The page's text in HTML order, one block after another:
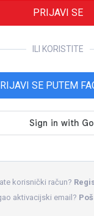
PRIJAVI SE
ILI KORISTITE
SE PUTEM
korisnički račun?
aktivacijski email?